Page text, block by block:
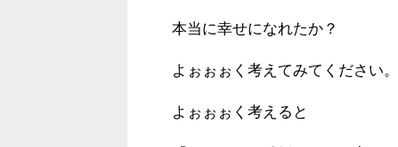
本当に幸せになれたか？
よぉぉぉく考えてみてください。
よぉぉぉく考えると